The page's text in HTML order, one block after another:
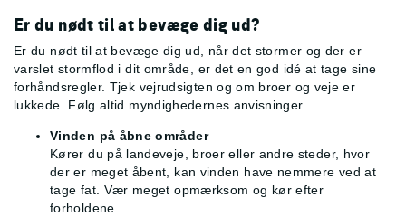
Er du nødt til at bevæge dig ud?
Er du nødt til at bevæge dig ud, når det stormer og der er
varslet stormflod i dit område, er det en god idé at tage sine
forhåndsregler. Tjek vejrudsigten og om broer og veje er
lukkede. Følg altid myndighedernes anvisninger.
Vinden på åbne områder
Kører du på landeveje, broer eller andre steder, hvor
der er meget åbent, kan vinden have nemmere ved at
tage fat. Vær meget opmærksom og kør efter
forholdene.